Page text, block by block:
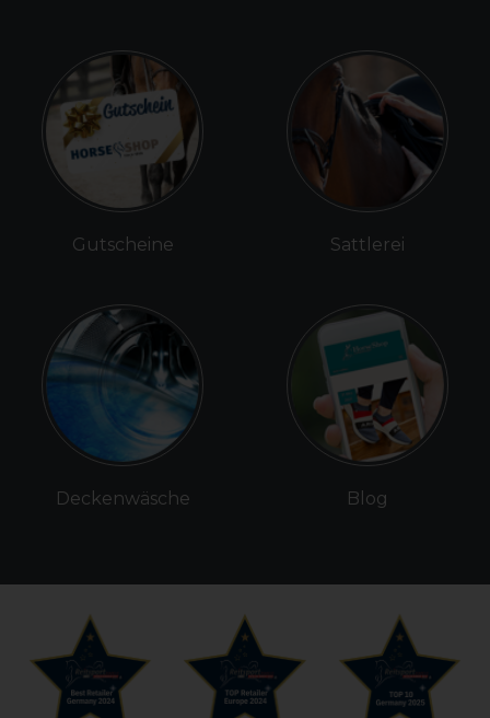
Gutscheine
Deckenwäsche
Sattlerei
Blog